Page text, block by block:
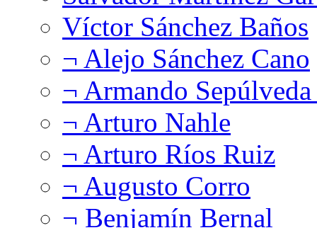
Víctor Sánchez Baños
¬ Alejo Sánchez Cano
¬ Armando
¬ Arturo Nahle
¬ Arturo Ríos Ruiz
¬ Augusto Corro
¬ Benjamín Bernal